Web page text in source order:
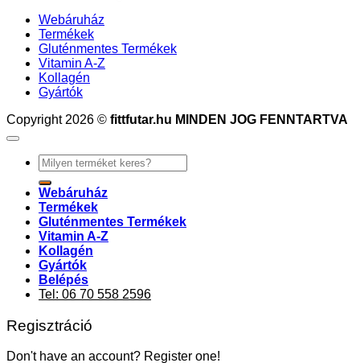
Webáruház
Termékek
Gluténmentes Termékek
Vitamin A-Z
Kollagén
Gyártók
Copyright 2026 © fittfutar.hu MINDEN JOG FENNTARTVA
Keresés
a
következőre:
Webáruház
Termékek
Gluténmentes Termékek
Vitamin A-Z
Kollagén
Gyártók
Belépés
Tel: 06 70 558 2596
Regisztráció
Don't have an account? Register one!